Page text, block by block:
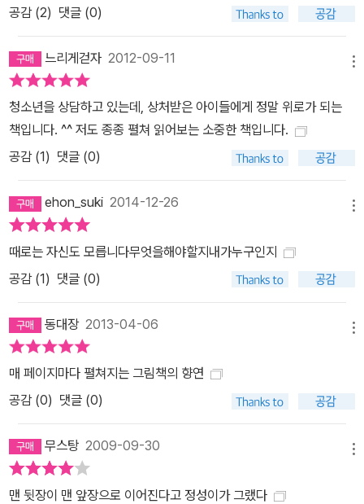
공감 (2) 댓글 (0)
느리게걷자 2012-09-11
청소년을 상담하고 있는데, 상처받은 아이들에게 정말 위로가 되는
책입니다. ^^ 저도 종종 펼쳐 읽어보는 소중한 책입니다.
공감 (1) 댓글 (0)
ehon_suki 2014-12-26
때로는 자신도 모릅니다무엇을해야할지내가누구인지
공감 (1) 댓글 (0)
동대장2013-04-06
매 페이지마다 펼쳐지는 그림책의 향연
공감 (0) 댓글 (0)
무스탕 2009-09-30
맨 뒷장이 맨 앞장으로 이어진다고 정성이가 그랬다